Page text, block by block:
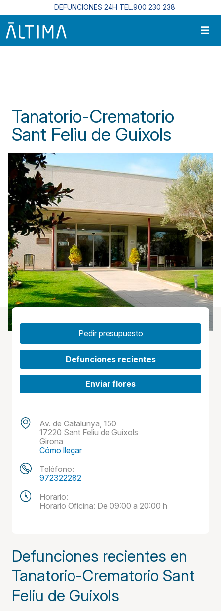
Pasar al contenido principal
DEFUNCIONES 24H TEL.900 230 238
Tanatorio-Crematorio
Sant Feliu de Guixols
Pedir presupuesto
Defunciones recientes
Enviar flores
Av. de Catalunya, 150
17220 Sant Feliu de Guíxols
Girona
Cómo llegar
Teléfono:
972322282
Horario:
Horario Oficina: De 09:00 a 20:00 h
Defunciones recientes en
Tanatorio-Crematorio Sant
Feliu de Guixols